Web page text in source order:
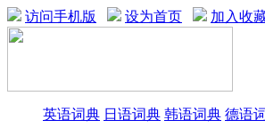
访问手机版 设为首页 加入收
英语词典 日语词典 韩语词典 德语